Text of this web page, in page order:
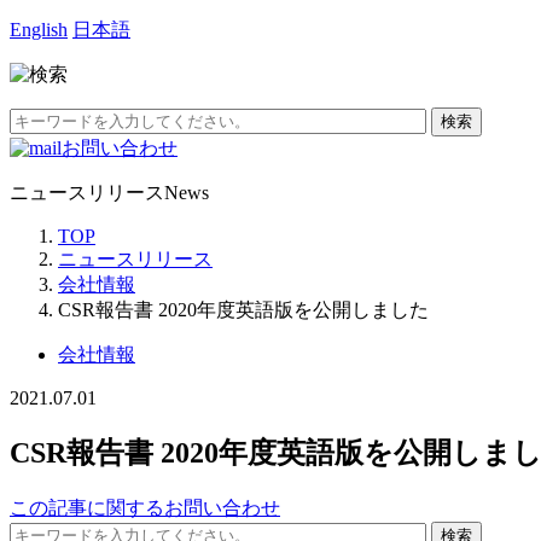
English 日本語
お問い合わせ
ニュースリリースNews
TOP
ニュースリリース
会社情報
CSR報告書 2020年度英語版を公開しました
会社情報
2021.07.01
CSR報告書 2020年度英語版を公開しま
この記事に関するお問い合わせ